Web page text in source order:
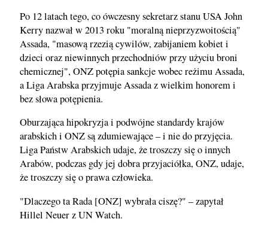
Po 12 latach tego, co ówczesny sekretarz stanu USA John
Kerry nazwał w 2013 roku "moralną nieprzyzwoitością"
Assada, "masową rzezią cywilów, zabijaniem kobiet i
dzieci oraz niewinnych przechodniów przy użyciu broni
chemicznej", ONZ potępia sankcje wobec reżimu Assada,
a Liga Arabska przyjmuje Assada z wielkim honorem i
bez słowa potępienia.
Oburzająca hipokryzja i podwójne standardy krajów
arabskich i ONZ są zdumiewające – i nie do przyjęcia.
Liga Państw Arabskich udaje, że troszczy się o innych
Arabów, podczas gdy jej dobra przyjaciółka, ONZ, udaje,
że troszczy się o prawa człowieka.
"Dlaczego ta Rada [ONZ] wybrała ciszę?" – zapytał
Hillel Neuer z UN Watch.